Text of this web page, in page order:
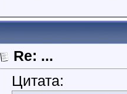
Re: ...
Цитата: